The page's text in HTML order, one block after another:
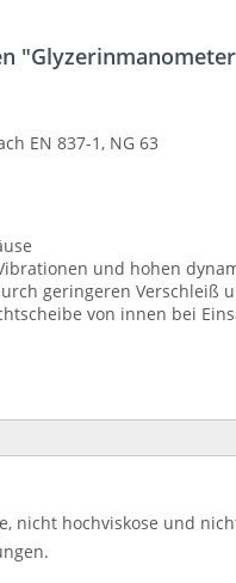
EN 837-1, NG 63
und hohen
geringeren Verschleiß
von innen bei
nicht hochviskose und